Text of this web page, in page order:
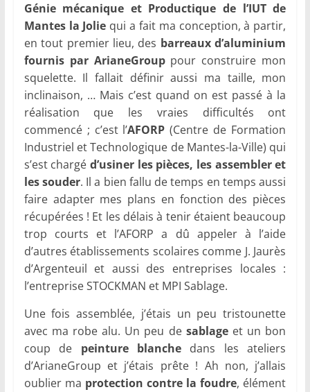
Génie mécanique et Productique de l’IUT de
Mantes la Jolie qui a fait ma conception, à partir,
en tout premier lieu, des barreaux d’aluminium
fournis par ArianeGrouppour construire mon
squelette. Il fallait définir aussi ma taille, mon
inclinaison, … Mais c’est quand on est passé à la
réalisation que les vraies difficultés ont
commencé ; c’est l’AFORP (Centre de Formation
Industriel et Technologique de Mantes-la-Ville) qui
s’est chargéd’usiner les pièces, les assembler et
les souder. Il a bien fallu de temps en temps aussi
faire adapter mes plans en fonction des pièces
récupérées ! Et les délais à tenir étaient beaucoup
trop courts et l’AFORP a dû appeler à l’aide
d’autres établissements scolaires comme J. Jaurès
d’Argenteuil et aussi des entreprises locales :
l’entreprise STOCKMAN et MPI Sablage.
Une fois assemblée, j’étais un peu tristounette
avec ma robe alu. Un peu de sablageet un bon
coup de peinture blanche dans les ateliers
d’ArianeGroup et j’étais prête ! Ah non, j’allais
oublier ma protection contre la foudre, élément